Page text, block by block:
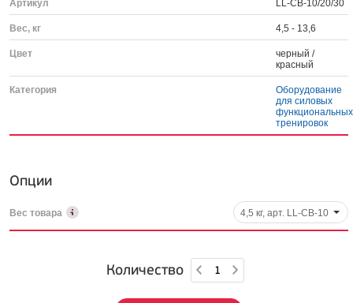
Артикул LL-CB-10/20/30
Вес, кг 4,5 - 13,6
Цвет
черный /
красный
Категория
Оборудование
для силовых
функциональных
тренировок
Опции
Вес товара 4,5 кг, арт. LL-CB-10
Количество